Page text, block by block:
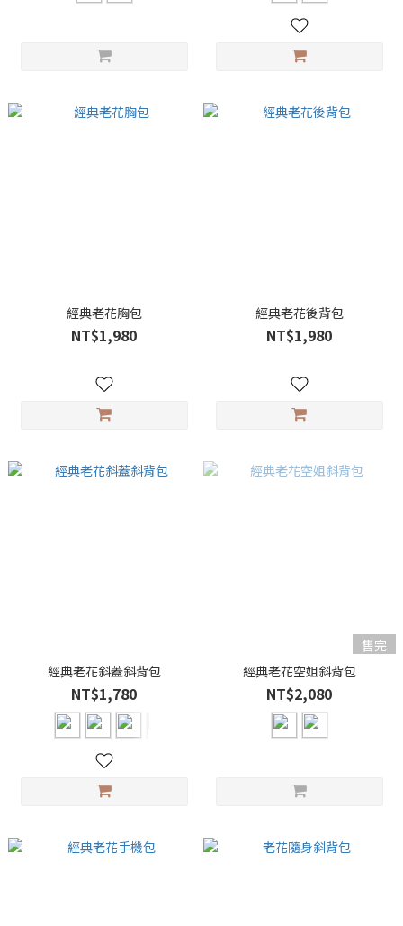
經典老花胸包
NT$1,980
經典老花後背包
NT$1,980
經典老花斜蓋斜背包
NT$1,780
售完
經典老花空姐斜背包
NT$2,080